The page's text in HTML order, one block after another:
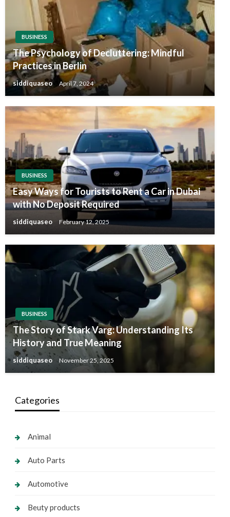
BUSINESS
The Psychology of Decluttering: Mindful
Practices in Berlin
siddiquaseo April 7, 2024
BUSINESS
Easy Ways for Tourists to Rent a Car in Dubai
with No Deposit Required
siddiquaseo February 12, 2025
BUSINESS
The Story of Stark Varg: Understanding Its
History and True Meaning
siddiquaseo November 25, 2025
Categories
Animal
Auto Parts
Automotive
Beuty products